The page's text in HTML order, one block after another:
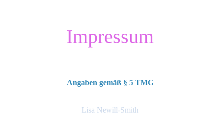
Impressum
Angaben gemäß § 5 TMG
Lisa Newill-Smith